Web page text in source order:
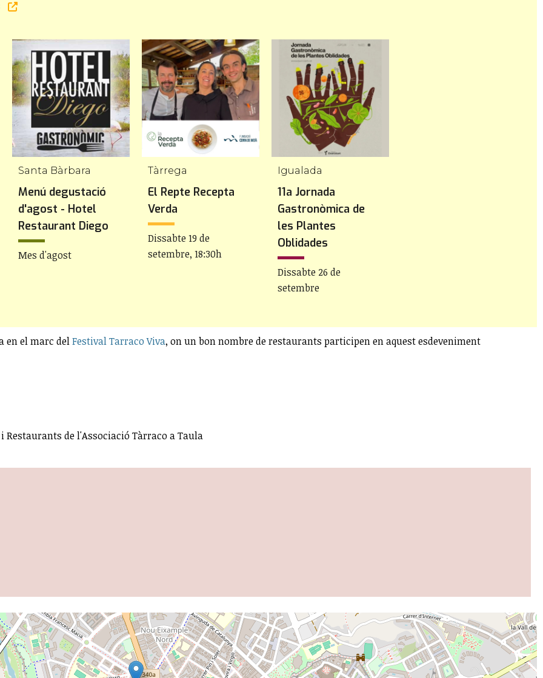
Santa Bàrbara
Menú degustació
d'agost - Hotel
Restaurant Diego
Mes d'agost
Tàrrega
El Repte Recepta
Verda
Dissabte 19 de
setembre, 18:30h
Igualada
11a Jornada
Gastronòmica de
les Plantes
Oblidades
Dissabte 26 de
setembre
en el marc delFestival Tarraco Viva, on un bon nombre de restaurants participen en aquest esdeveniment
de l'Associació Tàrraco a Taula